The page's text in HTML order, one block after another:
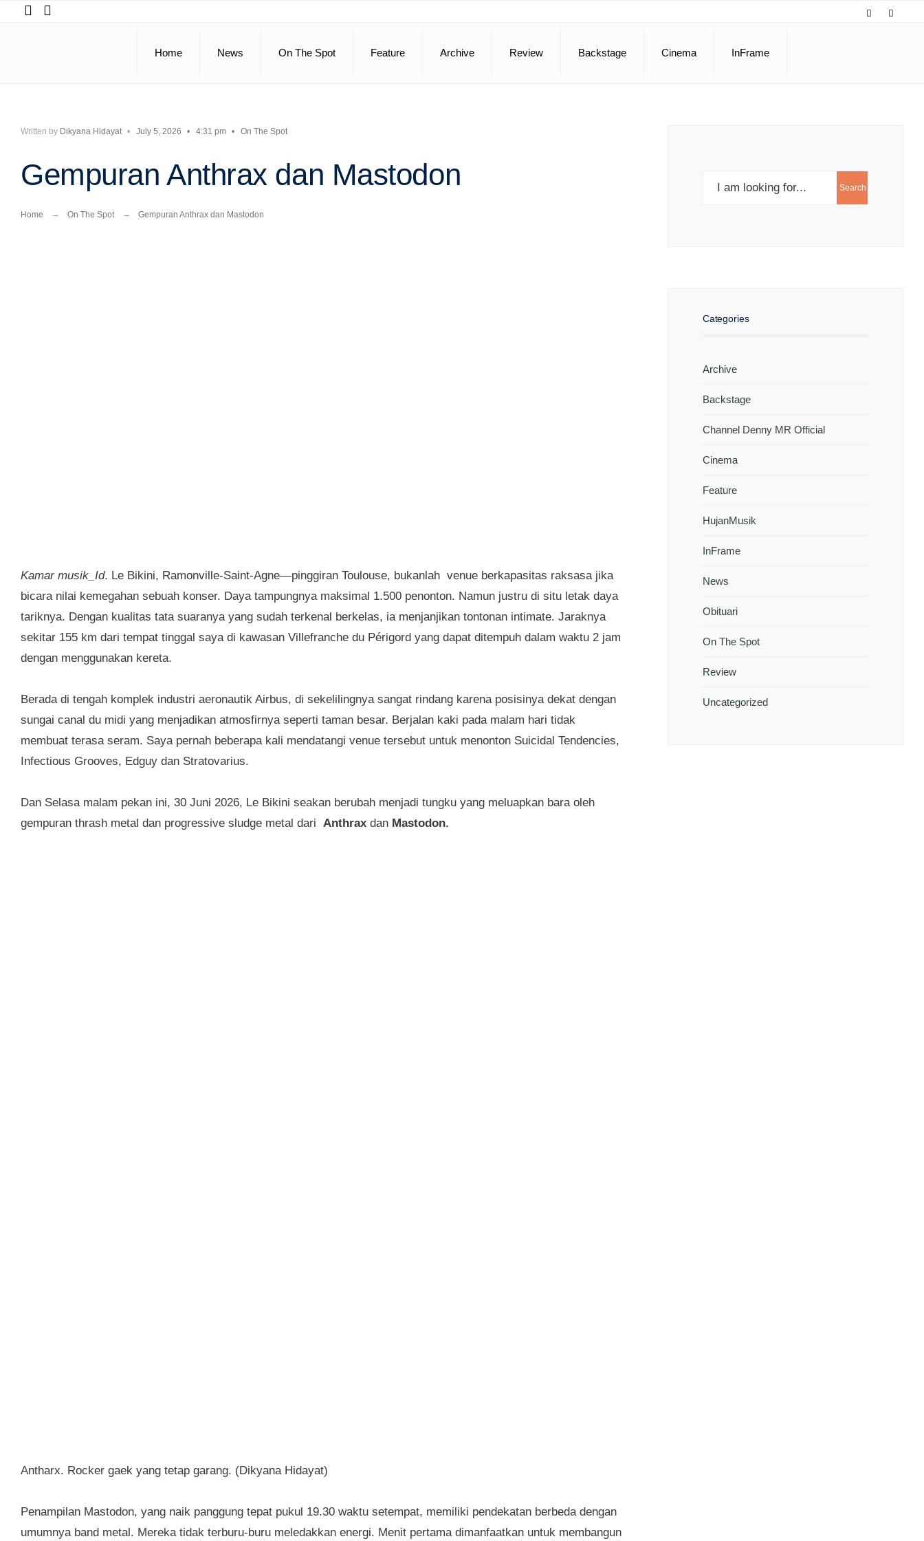
Home News On The Spot Feature Archive Review Backstage Cinema InFrame
Written by Dikyana Hidayat • July 5, 2026 • 4:31 pm • On The Spot
Gempuran Anthrax dan Mastodon
Home On The Spot Gempuran Anthrax dan Mastodon
Kamar musik_Id. Le Bikini, Ramonville-Saint-Agne—pinggiran Toulouse, bukanlah venue berkapasitas raksasa jika
bicara nilai kemegahan sebuah konser. Daya tampungnya maksimal 1.500 penonton. Namun justru di situ letak daya
tariknya. Dengan kualitas tata suaranya yang sudah terkenal berkelas, ia menjanjikan tontonan intimate. Jaraknya
sekitar 155 km dari tempat tinggal saya di kawasan Villefranche du Périgord yang dapat ditempuh dalam waktu 2 jam
dengan menggunakan kereta.
Berada di tengah komplek industri aeronautik Airbus, di sekelilingnya sangat rindang karena posisinya dekat dengan
sungai canal du midi yang menjadikan atmosfirnya seperti taman besar. Berjalan kaki pada malam hari tidak
membuat terasa seram. Saya pernah beberapa kali mendatangi venue tersebut untuk menonton Suicidal Tendencies,
Infectious Grooves, Edguy dan Stratovarius.
Dan Selasa malam pekan ini, 30 Juni 2026, Le Bikini seakan berubah menjadi tungku yang meluapkan bara oleh
gempuran thrash metal dan progressive sludge metal dari Anthrax dan Mastodon.
Antharx. Rocker gaek yang tetap garang. (Dikyana Hidayat)
Penampilan Mastodon, yang naik panggung tepat pukul 19.30 waktu setempat, memiliki pendekatan berbeda dengan
umumnya band metal. Mereka tidak terburu-buru meledakkan energi. Menit pertama dimanfaatkan untuk membangun
Search
Categories
Archive
Backstage
Channel Denny MR Official
Cinema
Feature
HujanMusik
InFrame
News
Obituari
On The Spot
Review
Uncategorized